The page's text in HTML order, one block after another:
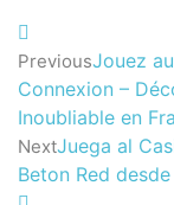
PreviousJouez
Connexion –
Inoubliable en
NextJuega al
Beton Red